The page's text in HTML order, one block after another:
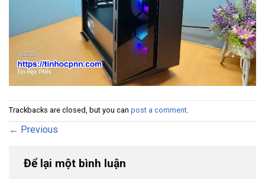
Trackbacks are closed, but you can post a comment.
← Previous
Để lại một bình luận